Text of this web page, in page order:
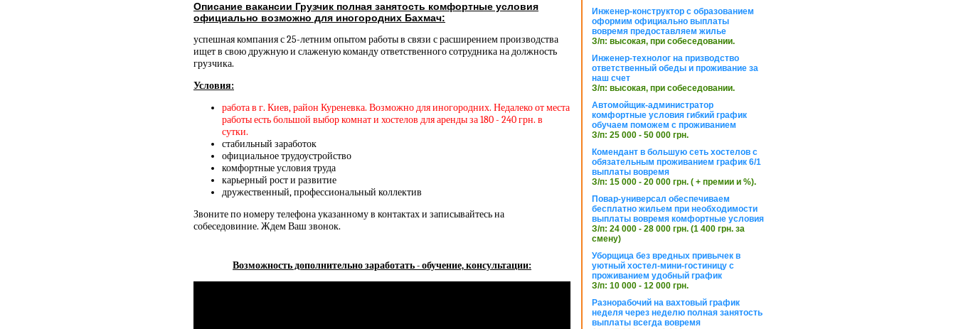
Описание вакансии Грузчик полная занятость комфортные условия
официально возможно для иногородних Бахмач:
успешная компания с 25-летним опытом работы в связи с расширением производства
ищет в свою дружную и слаженую команду ответственного сотрудника на должность
грузчика.
Условия:
работа в г. Киев, район Куреневка. Возможно для иногородних. Недалеко от места
работы есть большой выбор комнат и хостелов для аренды за 180 - 240 грн. в
сутки.
стабильный заработок
официальное трудоустройство
комфортные условия труда
карьерный рост и развитие
дружественный, профессиональный коллектив
Звоните по номеру телефона указанному в контактах и записывайтесь на
собеседовиние. Ждем Ваш звонок.
Возможность дополнительно заработать - обучение, консультации:
Инженер-конструктор с образованием
оформим официально выплаты
вовремя предоставляем жилье
З/п: высокая, при собеседовании.
Инженер-технолог на призводство
ответственный обеды и проживание за
наш счет
З/п: высокая, при собеседовании.
Автомойщик-администратор
комфортные условия гибкий график
обучаем поможем с проживанием
З/п: 25 000 - 50 000 грн.
Комендант в большую сеть хостелов с
обязательным проживанием график 6/1
выплаты вовремя
З/п: 15 000 - 20 000 грн. ( + премии и %).
Повар-универсал обеспечиваем
бесплатно жильем при необходимости
выплаты вовремя комфортные условия
З/п: 24 000 - 28 000 грн. (1 400 грн. за
смену)
Уборщица без вредных привычек в
уютный хостел-мини-гостиницу с
проживанием удобный график
З/п: 10 000 - 12 000 грн.
Разнорабочий на вахтовый график
неделя через неделю полная занятость
выплаты всегда вовремя